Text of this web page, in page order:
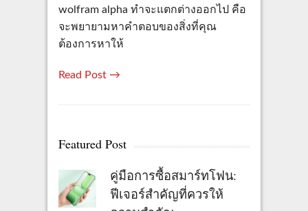
wolfram alpha ทำจะแตกต่างออกไป คือ
จะพยายามหาคำตอบของสิ่งที่คุณ
ต้องการหาให้
Read Post →
Featured Post
คู่มือการซื้อสมาร์ทโฟน:
ฟีเจอร์สำคัญที่ควรให้